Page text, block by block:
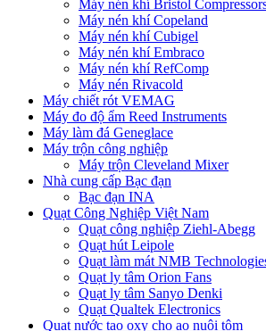
Máy nén khí Bristol
Máy nén khí Copeland
Máy nén khí Cubigel
Máy nén khí Embraco
Máy nén khí RefComp
Máy nén Rivacold
Máy chiết rót VEMAG
Máy đo độ ẩm Reed Instruments
Máy làm đá Geneglace
Máy trộn công nghiệp
Máy trộn Cleveland Mixer
Nhà cung cấp Bạc đạn
Bạc đạn INA
Quạt Công Nghiệp Việt Nam
Quạt công nghiệp Ziehl-Abegg
Quạt hút Leipole
Quạt làm mát NMB
Quạt ly tâm Orion Fans
Quạt ly tâm Sanyo Denki
Quạt Qualtek Electronics
Quạt nước tạo oxy cho ao nuôi tôm